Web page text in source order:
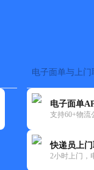
电子面单与上门
电子面单
支持60+物流
快递员上
2小时上门，
快递网
快递时效